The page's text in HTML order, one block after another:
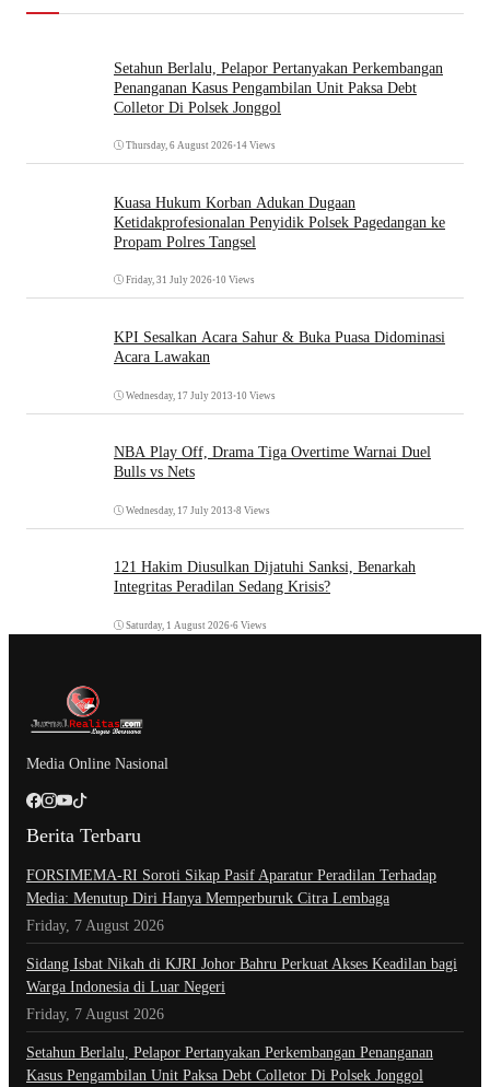
Setahun Berlalu, Pelapor Pertanyakan Perkembangan
Penanganan Kasus Pengambilan Unit Paksa Debt
Colletor Di Polsek Jonggol
Thursday, 6 August 2026•14 Views
Kuasa Hukum Korban Adukan Dugaan
Ketidakprofesionalan Penyidik Polsek Pagedangan ke
Propam Polres Tangsel
Friday, 31 July 2026•10 Views
KPI Sesalkan Acara Sahur & Buka Puasa Didominasi
Acara Lawakan
Wednesday, 17 July 2013 •10 Views
NBA Play Off, Drama Tiga Overtime Warnai Duel
Bulls vs Nets
Wednesday, 17 July 2013 •8 Views
121 Hakim Diusulkan Dijatuhi Sanksi, Benarkah
Integritas Peradilan Sedang Krisis?
Saturday, 1 August 2026•6 Views
Media Online Nasional
Berita Terbaru
​FORSIMEMA-RI Soroti Sikap Pasif Aparatur Peradilan Terhadap
Media: Menutup Diri Hanya Memperburuk Citra Lembaga
Friday, 7 August 2026
Sidang Isbat Nikah di KJRI Johor Bahru Perkuat Akses Keadilan bagi
Warga Indonesia di Luar Negeri
Friday, 7 August 2026
Setahun Berlalu, Pelapor Pertanyakan Perkembangan Penanganan
Kasus Pengambilan Unit Paksa Debt Colletor Di Polsek Jonggol